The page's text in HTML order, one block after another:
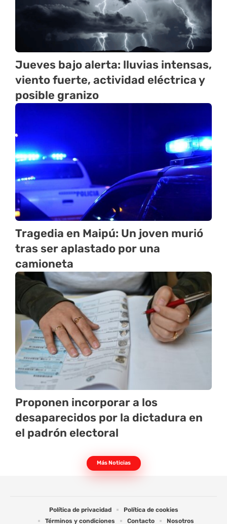
Jueves bajo alerta: lluvias intensas,
viento fuerte, actividad eléctrica y
posible granizo
Tragedia en Maipú: Un joven murió
tras ser aplastado por una
camioneta
Proponen incorporar a los
desaparecidos por la dictadura en
el padrón electoral
Más Noticias
Política de privacidad
Política de cookies
Términos y condiciones
Contacto Nosotros